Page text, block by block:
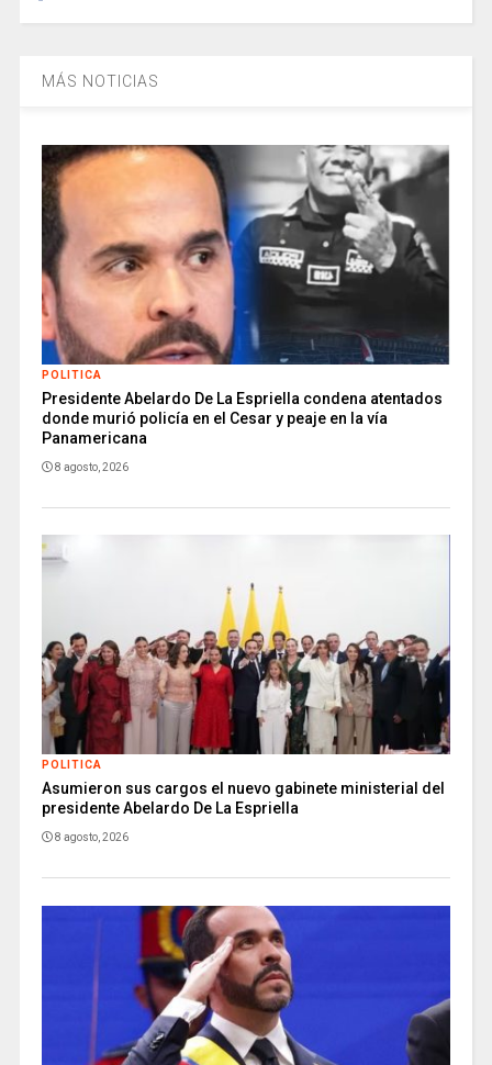
MÁS NOTICIAS
POLITICA
Presidente Abelardo De La Espriella condena atentados
donde murió policía en el Cesar y peaje en la vía
Panamericana
8 agosto, 2026
POLITICA
Asumieron sus cargos el nuevo gabinete ministerial del
presidente Abelardo De La Espriella
8 agosto, 2026